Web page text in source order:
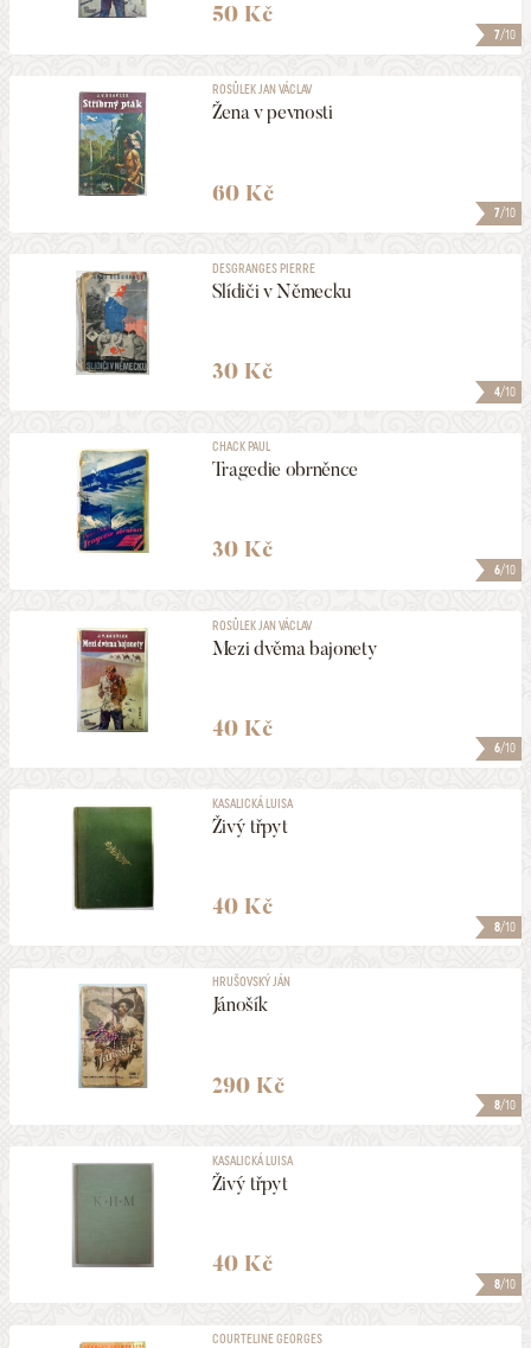
7/10
50 Kč
7/10
ROSŮLEK JAN VÁCLAV
Žena v pevnosti
60 Kč
4/10
DESGRANGES PIERRE
Slídiči v Německu
30 Kč
6/10
CHACK PAUL
Tragedie obrněnce
30 Kč
6/10
ROSŮLEK JAN VÁCLAV
Mezi dvěma bajonety
40 Kč
8/10
KASALICKÁ LUISA
Živý třpyt
40 Kč
8/10
HRUŠOVSKÝ JÁN
Jánošík
290 Kč
8/10
KASALICKÁ LUISA
Živý třpyt
40 Kč
COURTELINE GEORGES